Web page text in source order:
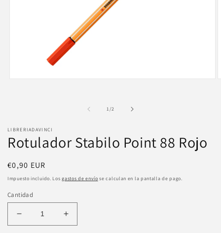
ventana
modal
1/de2
LIBRERIADAVINCI
Rotulador Stabilo Point 88 Rojo
Precio
habitual
€0,90 EUR
Impuesto incluido. Losgastos de envío se calculan en la pantalla de pago.
Cantidad
Reducir
cantidad
Aumentar
cantidad